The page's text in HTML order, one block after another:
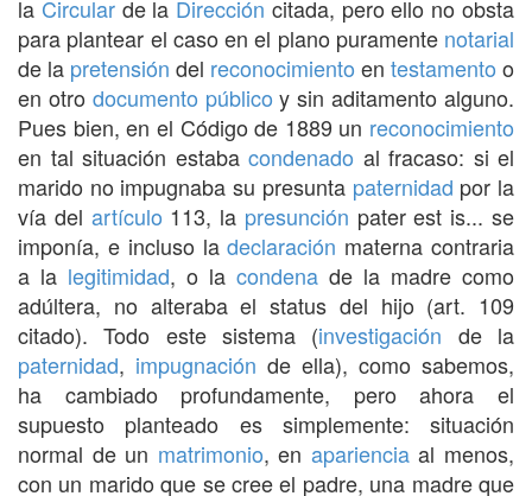
la Circularde la Dirección citada, pero ello no obsta
para plantear el caso en el plano puramente notarial
de la pretensión del reconocimiento en testamento o
en otro documento público y sin aditamento alguno.
Pues bien, en el Código de 1889 un reconocimiento
en tal situación estaba condenado al fracaso: si el
marido no impugnaba su presunta paternidad por la
vía del artículo 113, la presunción pater est is... se
imponía, e incluso ladeclaración materna contraria
a la legitimidad, o la condena de la madre como
adúltera, no alteraba el status del hijo (art. 109
citado). Todo este sistema (investigación de la
paternidad, impugnación de ella), como sabemos,
ha cambiado profundamente, pero ahora el
supuesto planteado es simplemente: situación
normal de un matrimonio, en aparienciaal menos,
con un marido que se cree el padre, una madre que